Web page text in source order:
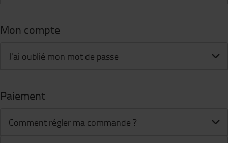
Mon compte
J'ai oublié mon mot de passe
Paiement
Comment régler ma commande ?